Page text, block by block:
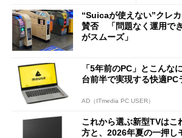
開催
“Suicaが使えない”クレ
賛否 「問題なく運用で
がスムーズ」
「5年前のPC」とこんな
台前半で実現する快適PC
AD（ITmedia PC USER）
これから選ぶ新型TVはこ
方と、2026年夏の一押し